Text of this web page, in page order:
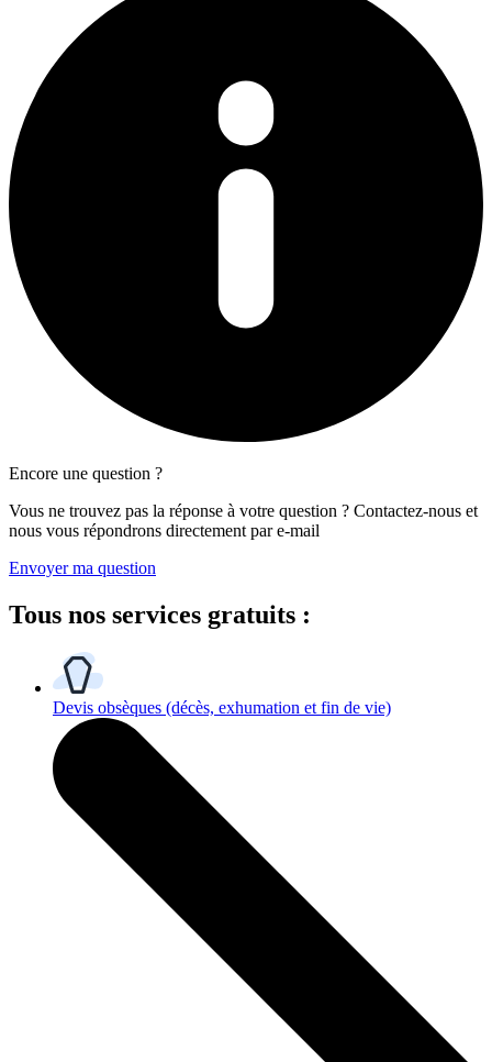
Encore une question ?
Vous ne trouvez pas la réponse à votre question ? Contactez-nous et
nous vous répondrons directement par e-mail
Envoyer ma question
Tous nos services gratuits :
Devis obsèques (décès, exhumation et fin de vie)